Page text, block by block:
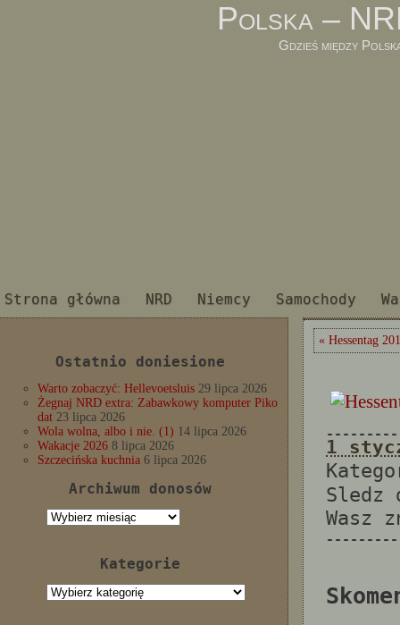
Polska –
Gdzieś między
Strona główna NRD Niemcy Samochody
Ostatnio doniesione
Warto zobaczyć: Hellevoetsluis 29 lipca 2026
Żegnaj NRD extra: Zabawkowy komputer Piko
dat 23 lipca 2026
Wola wolna, albo i nie. (1) 14 lipca 2026
Wakacje 2026 8 lipca 2026
Szczecińska kuchnia 6 lipca 2026
Archiwum donosów
Archiwum
Kategorie
Kategorie
« Hessentag
1
Sledz
Wasz